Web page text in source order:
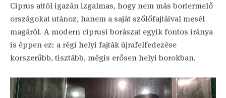
Ciprus attól igazán izgalmas, hogy nem más bortermelő
országokat utánoz, hanem a saját szőlőfajtáival mesél
magáról. A modern ciprusi borászat egyik fontos iránya
is éppen ez: a régi helyi fajták újrafelfedezése
korszerűbb, tisztább, mégis erősen helyi borokban.